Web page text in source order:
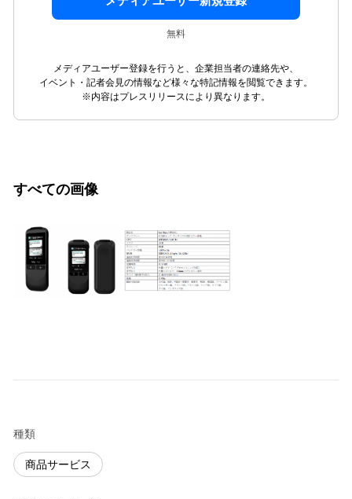
無料
メディアユーザー登録を行うと、企業担当者の連絡先や、
イベント・記者会見の情報など様々な特記情報を閲覧できます。
※内容はプレスリリースにより異なります。
すべての画像
種類
商品サービス